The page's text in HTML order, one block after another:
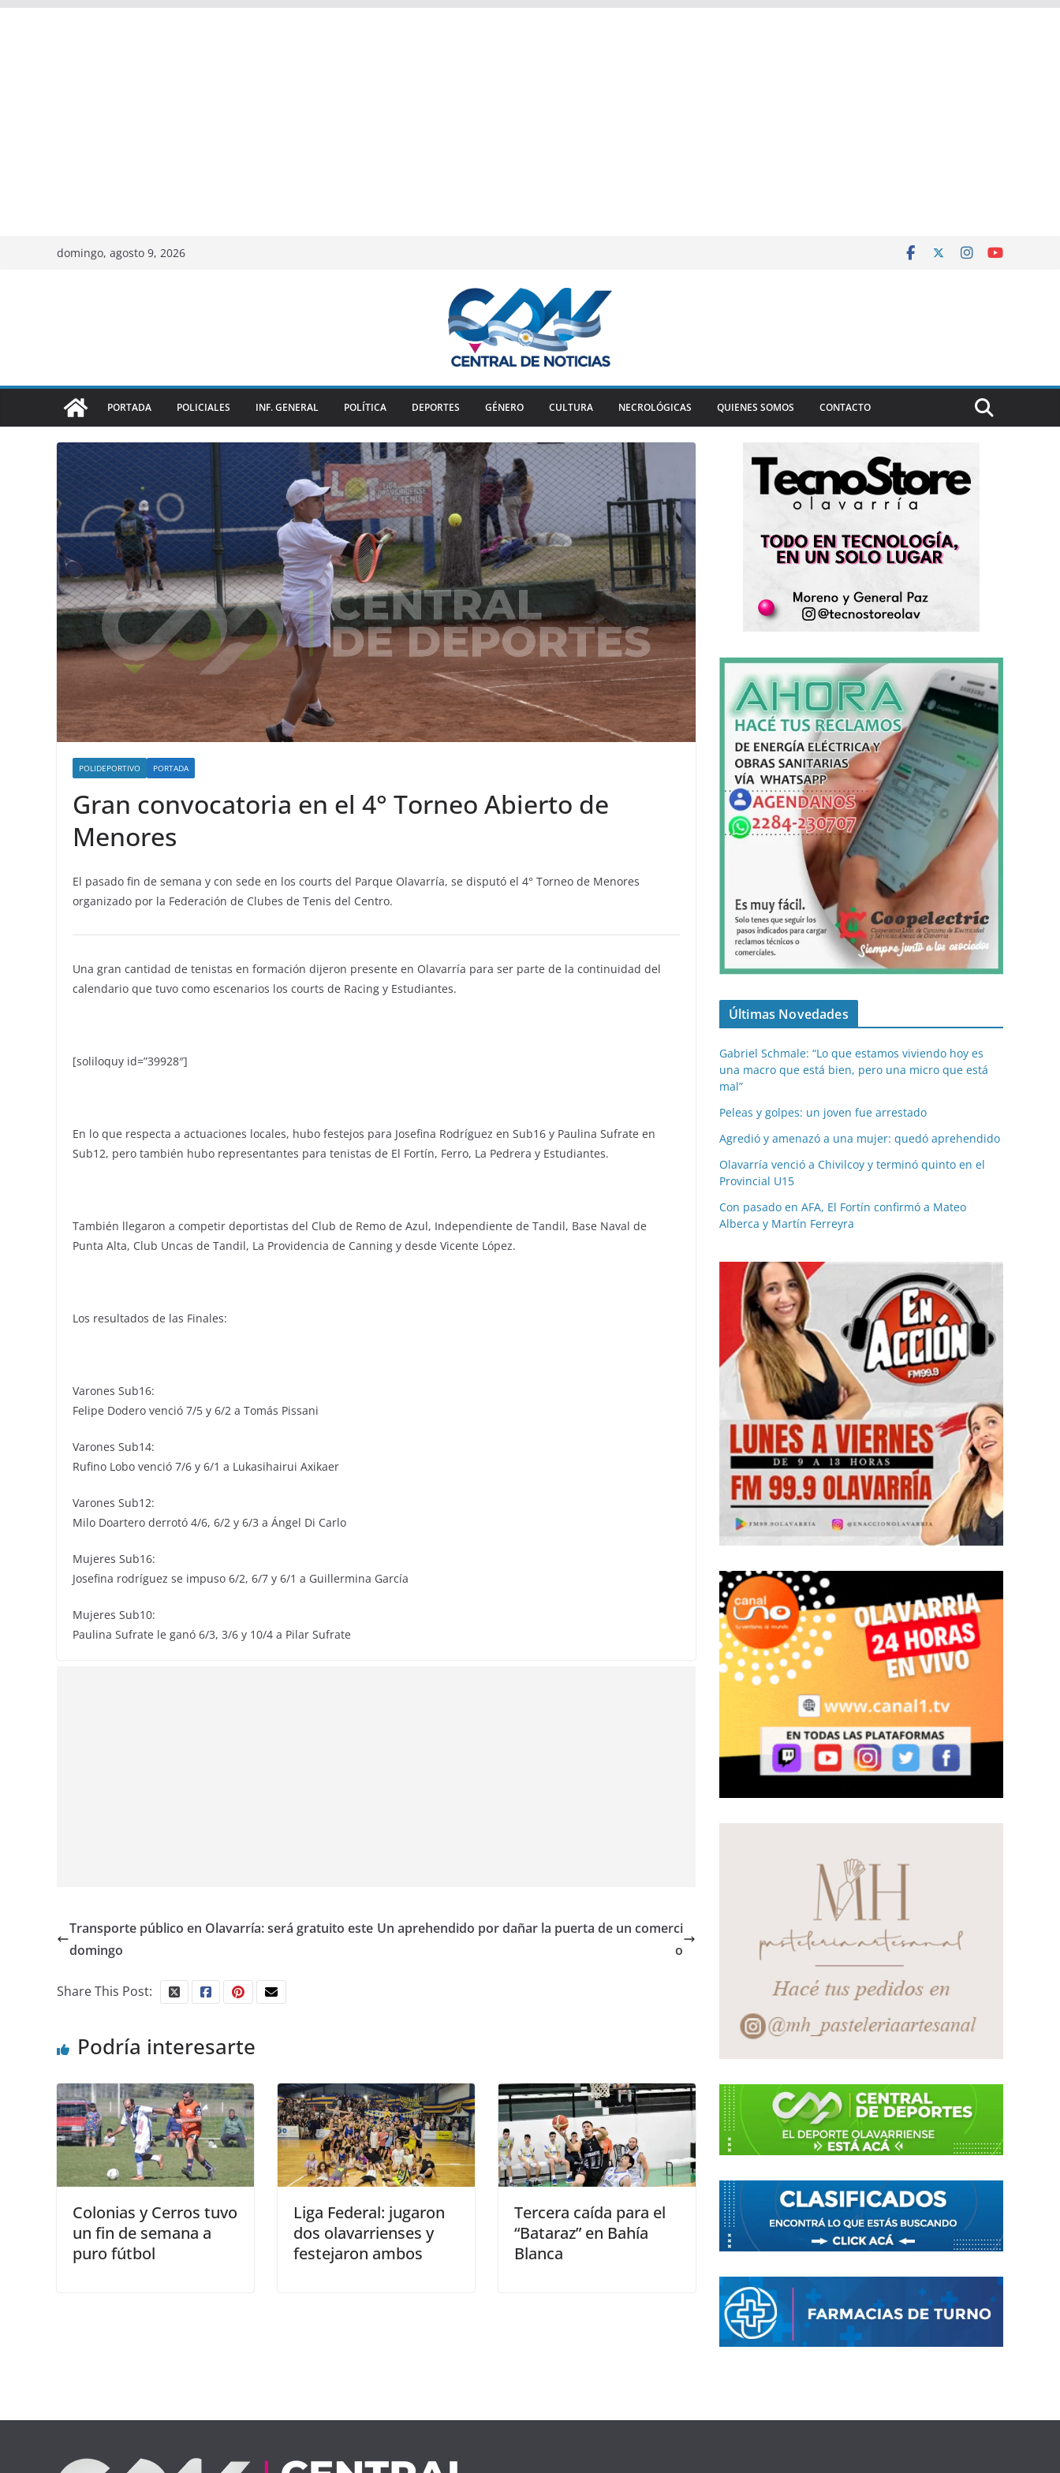
domingo, agosto 9, 2026
PORTADA POLICIALES INF. GENERAL POLÍTICA DEPORTES GÉNERO CULTURA NECROLÓGICAS QUIENES SOMOS CONTACTO
POLIDEPORTIVO PORTADA
Gran convocatoria en el 4° Torneo Abierto de
Menores
El pasado fin de semana y con sede en los courts del Parque Olavarría, se disputó el 4° Torneo de Menores
organizado por la Federación de Clubes de Tenis del Centro.
Una gran cantidad de tenistas en formación dijeron presente en Olavarría para ser parte de la continuidad del
calendario que tuvo como escenarios los courts de Racing y Estudiantes.
[soliloquy id=”39928″]
En lo que respecta a actuaciones locales, hubo festejos para Josefina Rodríguez en Sub16 y Paulina Sufrate en
Sub12, pero también hubo representantes para tenistas de El Fortín, Ferro, La Pedrera y Estudiantes.
También llegaron a competir deportistas del Club de Remo de Azul, Independiente de Tandil, Base Naval de
Punta Alta, Club Uncas de Tandil, La Providencia de Canning y desde Vicente López.
Los resultados de las Finales:
Varones Sub16:
Felipe Dodero venció 7/5 y 6/2 a Tomás Pissani
Varones Sub14:
Rufino Lobo venció 7/6 y 6/1 a Lukasihairui Axikaer
Varones Sub12:
Milo Doartero derrotó 4/6, 6/2 y 6/3 a Ángel Di Carlo
Mujeres Sub16:
Josefina rodríguez se impuso 6/2, 6/7 y 6/1 a Guillermina García
Mujeres Sub10:
Paulina Sufrate le ganó 6/3, 3/6 y 10/4 a Pilar Sufrate
Transporte público en Olavarría: será gratuito este
domingo
Un aprehendido por dañar la puerta de un comerci
o
Share This Post:
Podría interesarte
Colonias y Cerros tuvo
un fin de semana a
puro fútbol
Liga Federal: jugaron
dos olavarrienses y
festejaron ambos
Tercera caída para el
“Bataraz” en Bahía
Blanca
Últimas Novedades
Gabriel Schmale: “Lo que estamos viviendo hoy es
una macro que está bien, pero una micro que está
mal”
Peleas y golpes: un joven fue arrestado
Agredió y amenazó a una mujer: quedó aprehendido
Olavarría venció a Chivilcoy y terminó quinto en el
Provincial U15
Con pasado en AFA, El Fortín confirmó a Mateo
Alberca y Martín Ferreyra